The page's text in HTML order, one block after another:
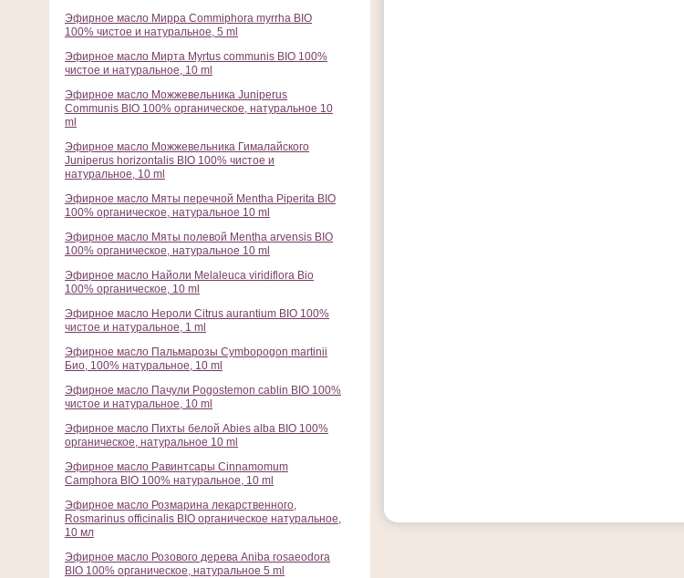
Эфирное масло Мирра Commiphora myrrha BIO
100% чистое и натуральное, 5 ml
Эфирное масло Мирта Myrtus communis BIO 100%
чистое и натуральное, 10 ml
Эфирное масло Можжевельника Juniperus
Communis BIO 100% органическое, натуральное 10
ml
Эфирное масло Можжевельника Гималайского
Juniperus horizontalis BIO 100% чистое и
натуральное, 10 ml
Эфирное масло Мяты перечной Mentha Piperita BIO
100% органическое, натуральное 10 ml
Эфирное масло Мяты полевой Mentha arvensis BIO
100% органическое, натуральное 10 ml
Эфирное масло Найоли Melaleuca viridiflora Bio
100% органическое, 10 ml
Эфирное масло Нероли Citrus aurantium BIO 100%
чистое и натуральное, 1 ml
Эфирное масло Пальмарозы Cymbopogon martinii
Био, 100% натуральное, 10 ml
Эфирное масло Пачули Pogostemon cablin BIO 100%
чистое и натуральное, 10 ml
Эфирное масло Пихты белой Abies alba BIO 100%
органическое, натуральное 10 ml
Эфирное масло Равинтсары Cinnamomum
Camphora BIO 100% натуральное, 10 ml
Эфирное масло Розмарина лекарственного,
Rosmarinus officinalis BIO органическое натуральное,
10 мл
Эфирное масло Розового дерева Aniba rosaeodora
BIO 100% органическое, натуральное 5 ml